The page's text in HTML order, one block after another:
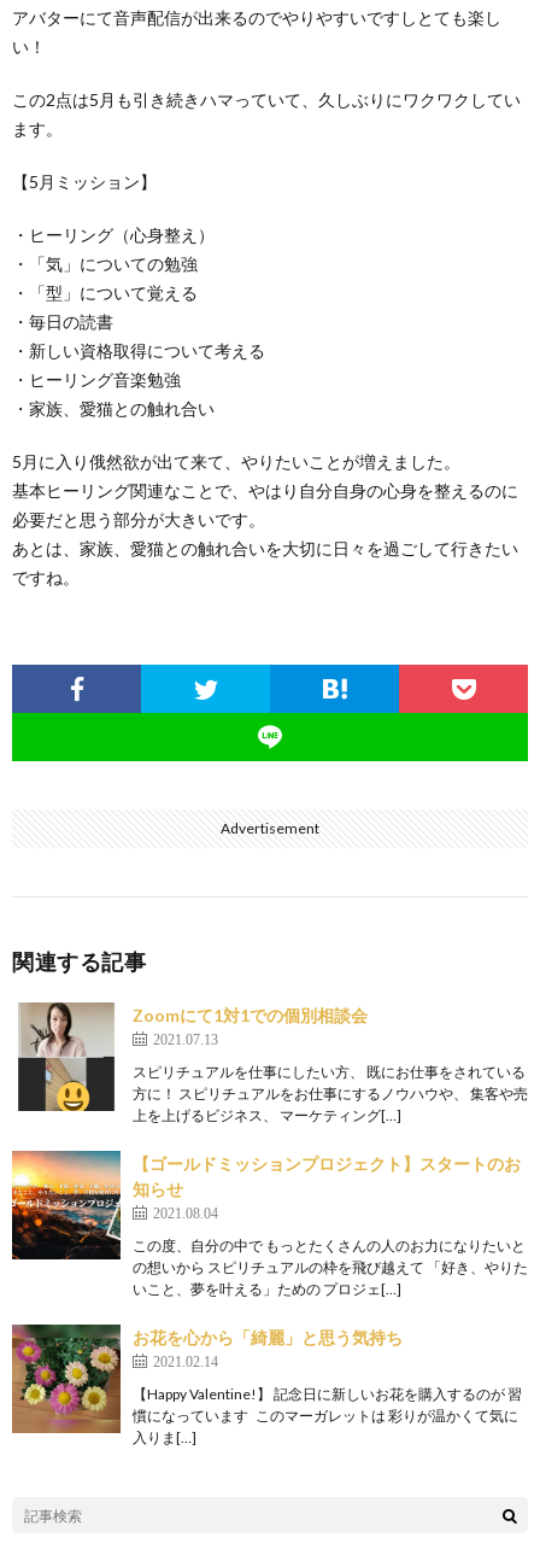
アバターにて音声配信が出来るのでやりやすいですしとても楽し
い！
この2点は5月も引き続きハマっていて、久しぶりにワクワクしてい
ます。
【5月ミッション】
・ヒーリング（心身整え）
・「気」についての勉強
・「型」について覚える
・毎日の読書
・新しい資格取得について考える
・ヒーリング音楽勉強
・家族、愛猫との触れ合い
5月に入り俄然欲が出て来て、やりたいことが増えました。
基本ヒーリング関連なことで、やはり自分自身の心身を整えるのに
必要だと思う部分が大きいです。
あとは、家族、愛猫との触れ合いを大切に日々を過ごして行きたい
ですね。
Advertisement
関連する記事
Zoomにて1対1での個別相談会
2021.07.13
スピリチュアルを仕事にしたい方、 既にお仕事をされている
方に！ スピリチュアルをお仕事にするノウハウや、 集客や売
上を上げるビジネス、 マーケティング[…]
【ゴールドミッションプロジェクト】スタートのお
知らせ
2021.08.04
この度、自分の中で もっとたくさんの人のお力になりたいと
の想いから スピリチュアルの枠を飛び越えて 「好き、やりた
いこと、夢を叶える」ための プロジェ[…]
お花を心から「綺麗」と思う気持ち
2021.02.14
【Happy Valentine!】 記念日に新しいお花を購入するのが 習
慣になっています このマーガレットは 彩りが温かくて気に
入りま[…]